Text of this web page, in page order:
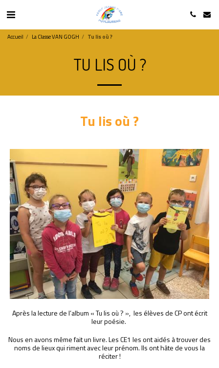
Accueil La Classe VAN GOGH Tu lis où ?
TU LIS OÙ ?
Tu lis où ?
Après la lecture de l’album « Tu lis où ? », les élèves de CP ont écrit
leur poésie.
Nous en avons même fait un livre. Les CE1 les ont aidés à trouver des
noms de lieux qui riment avec leur prénom. Ils ont hâte de vous la
réciter !